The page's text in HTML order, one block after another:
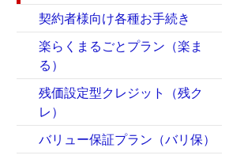
契約者様向け各種お手続き
楽らくまるごとプラン（楽ま
る）
残価設定型クレジット（残ク
レ）
バリュー保証プラン（バリ保）